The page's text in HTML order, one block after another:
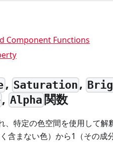
Component Functions
, Saturation,
,Alpha関数
特定の色空間を使用して解
含まない色）から1（その成